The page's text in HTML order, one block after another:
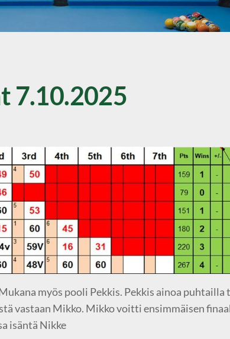
7.10.2025
myös pooli Pekkis. Pekkis ainoa puhtailla
vastaan Mikko. Mikko voitti ensimmäisen
isäntä Nikke